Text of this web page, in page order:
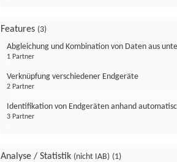
Features (3)
Abgleichung und Kombination von Daten aus
1 Partner
Verknüpfung verschiedener Endgeräte
2 Partner
Identifikation von Endgeräten anhand
3 Partner
Analyse / Statistik (nicht IAB) (1)